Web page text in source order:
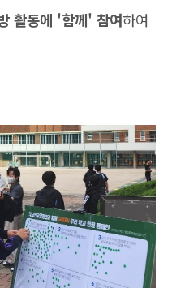
활동에 '함께' 참여하여